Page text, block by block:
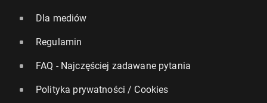
Dla mediów
Regulamin
FAQ - Najczęściej zadawane pytania
Polityka prywatności / Cookies